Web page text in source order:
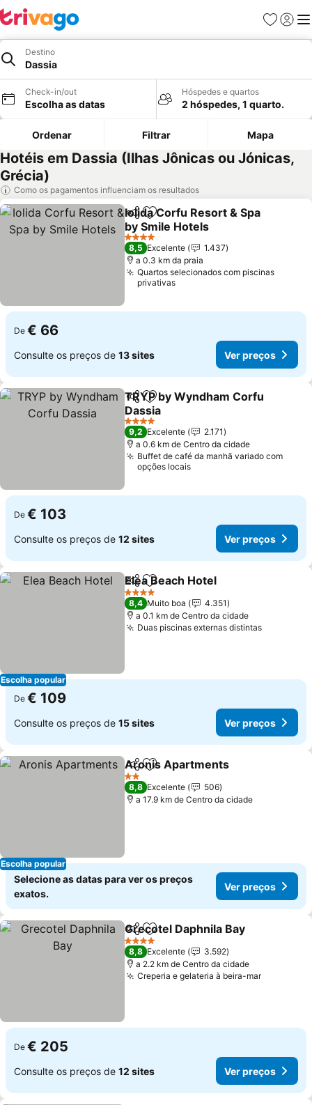
Favoritos
Iniciar
Destino
Dassia
Check-in/out
Escolha as datas
Hóspedes e quartos
2 hóspedes, 1 quarto.
Ordenar Filtrar Mapa
Hotéis em Dassia (Ilhas Jônicas ou Jónicas,
Grécia)
Como os pagamentos influenciam os resultados
PartilharAdicionar aos favoritos
Iolida Corfu Resort & Spa
by Smile Hotels
Ver preços
4 Estrelas
8,5 Excelente
1.437
a 0.3 km da praia
Quartos selecionados com piscinas
privativas
De € 66
Consulte os preços de 13 sites Ver preços
PartilharAdicionar aos favoritos
TRYP by Wyndham Corfu
Dassia
Ver preços
4 Estrelas
9,2 Excelente
2.171
a 0.6 km de Centro da cidade
Buffet de café da manhã variado com
opções locais
De € 103
Consulte os preços de 12 sites Ver preços
Escolha popular
PartilharAdicionar aos favoritos
Elea Beach Hotel
4 Estrelas
8,4 Muito boa
4.351
a 0.1 km de Centro da cidade
Duas piscinas externas distintasVer
De € 109
Consulte os preços de 15 sites Ver preços
Escolha popular
PartilharAdicionar aos favoritos
Aronis Apartments
2 Estrelas
8,8 Excelente
506
a 17.9 km de Centro da cidade
Selecione as datas para ver os preços
exatos.
Ver preços
PartilharAdicionar aos favoritos
Grecotel Daphnila Bay
4 Estrelas
8,8 Excelente
3.592
a 2.2 km de Centro da cidade
Creperia e gelateria à beira-marVer
De € 205
Consulte os preços de 12 sites Ver preços